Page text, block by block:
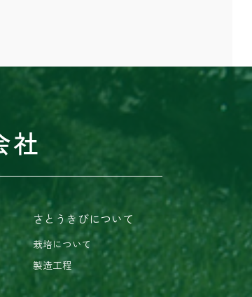
さとうきびについて
栽培について
製造工程